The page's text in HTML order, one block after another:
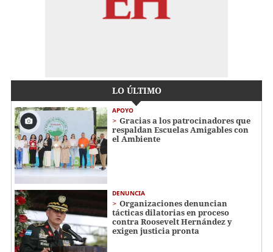
LO ÚLTIMO
APOYO
Gracias a los patrocinadores que
respaldan Escuelas Amigables con
el Ambiente
DENUNCIA
Organizaciones denuncian
tácticas dilatorias en proceso
contra Roosevelt Hernández y
exigen justicia pronta